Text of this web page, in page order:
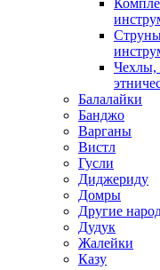
Чехлы,
Балалайки
Банджо
Варганы
Вистл
Гусли
Диджериду
Домры
Другие
Дудук
Жалейки
Казу